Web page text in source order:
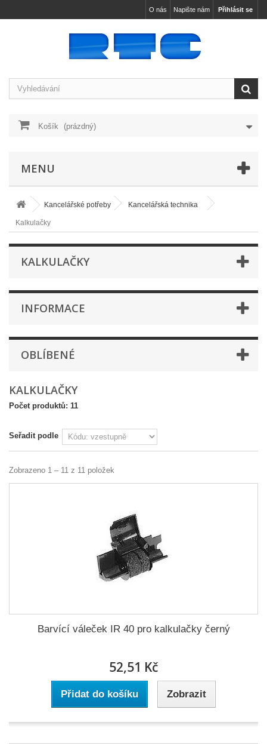
Přihlásit se
Napište nám
O nás
Košík (prázdný)
MENU
Kancelářské potřeby Kancelářská technika
Kalkulačky
KALKULAČKY
INFORMACE
OBLÍBENÉ
KALKULAČKY
Počet produktů: 11
Seřadit podle
Zobrazeno 1 – 11 z 11 položek
Barvící váleček IR 40 pro kalkulačky černý
52,51 Kč
Přidat do košíku Zobrazit